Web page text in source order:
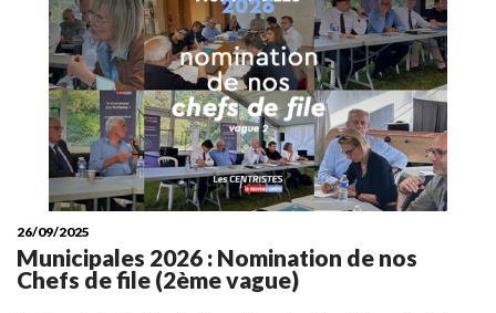
26/09/2025
Municipales 2026 : Nomination de nos
Chefs de file (2ème vague)